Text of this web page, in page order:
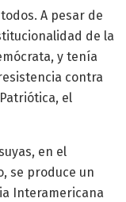
A pesar de
de la
y tenía
contra
el
en el
se produce un
Interamericana